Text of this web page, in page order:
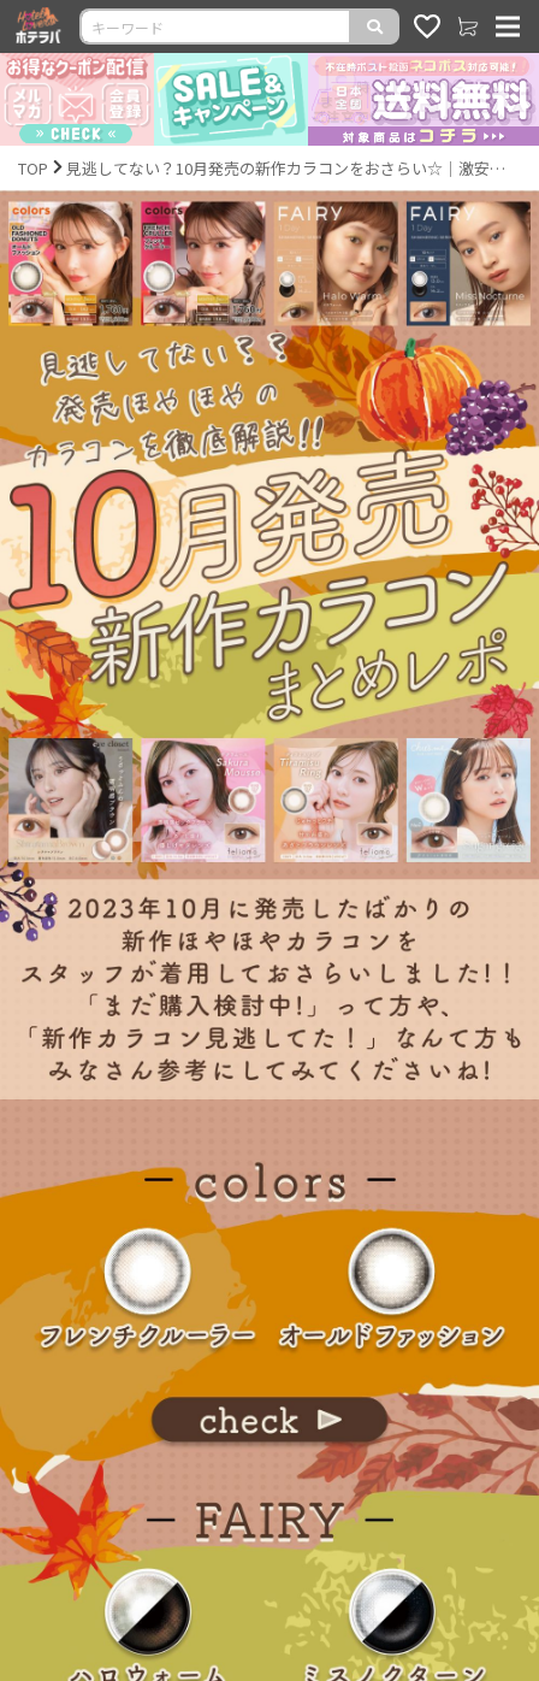
TOP 見逃してない？10月発売の新作カラコンをおさらい☆｜激安カラコン通販ホテラバ